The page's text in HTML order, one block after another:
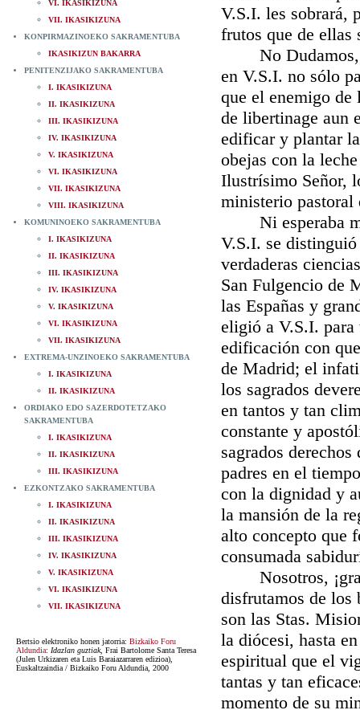
VI. IKASIKIZUNA
VII. IKASIKIZUNA
KONPIRMAZINOEKO SAKRAMENTUBA
IKASIKIZUN BAKARRA
PENITENZIJAKO SAKRAMENTUBA
I. IKASIKIZUNA
II. IKASIKIZUNA
III. IKASIKIZUNA
IV. IKASIKIZUNA
V. IKASIKIZUNA
VI. IKASIKIZUNA
VII. IKASIKIZUNA
VIII. IKASIKIZUNA
KOMUNINOEKO SAKRAMENTUBA
I. IKASIKIZUNA
II. IKASIKIZUNA
III. IKASIKIZUNA
IV. IKASIKIZUNA
V. IKASIKIZUNA
VI. IKASIKIZUNA
VII. IKASIKIZUNA
EXTREMA-UNZINOEKO SAKRAMENTUBA
I. IKASIKIZUNA
II. IKASIKIZUNA
ORDIAKO EDO SAZERDOTETZAKO
SAKRAMENTUBA
I. IKASIKIZUNA
II. IKASIKIZUNA
III. IKASIKIZUNA
EZKONTZAKO SAKRAMENTUBA
I. IKASIKIZUNA
II. IKASIKIZUNA
III. IKASIKIZUNA
IV. IKASIKIZUNA
V. IKASIKIZUNA
VI. IKASIKIZUNA
VII. IKASIKIZUNA
Bertsio elektroniko honen jatorria: Bizkaiko Foru
Aldundia: Idazlan guztiak, Frai Bartolome Santa Teresa
(Julen Urkizaren eta Luis Baraiazarraren edizioa),
Euskaltzaindia / Bizkaiko Foru Aldundia, 2000
V.S.I. les sobrará,
frutos que de ellas
No Dudamos,
en V.S.I. no sólo
que el enemigo de
de libertinage aun
edificar y plantar
obejas con la
Ilustrísimo Señor,
ministerio pastoral
Ni esperaba
V.S.I. se
verdaderas
San Fulgencio de
las Españas y
eligió a V.S.I.
edificación con
de Madrid; el
los sagrados
en tantos y tan
constante y
sagrados
padres en el
con la dignidad y
la mansión de la
alto concepto que
consumada
Nosotros,
disfrutamos de los
son las Stas.
la diócesi, hasta
espiritual que el
tantas y tan
momento de su